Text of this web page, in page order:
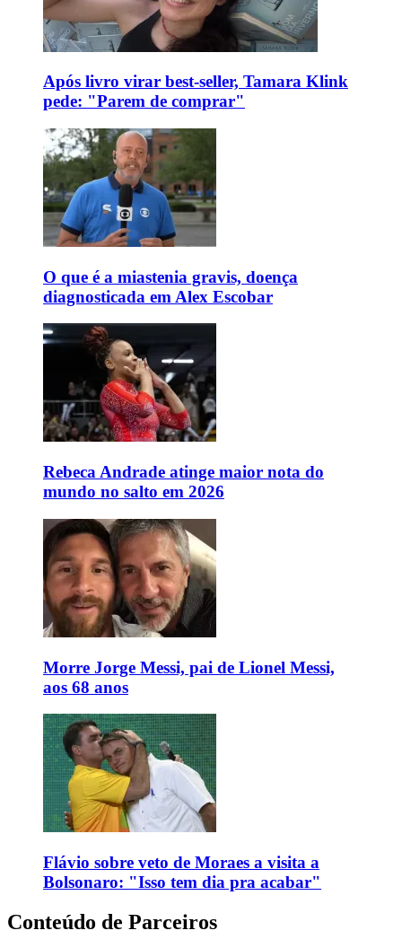
Após livro virar best-seller, Tamara Klink
pede: "Parem de comprar"
O que é a miastenia gravis, doença
diagnosticada em Alex Escobar
Rebeca Andrade atinge maior nota do
mundo no salto em 2026
Morre Jorge Messi, pai de Lionel Messi,
aos 68 anos
Flávio sobre veto de Moraes a visita a
Bolsonaro: "Isso tem dia pra acabar"
Conteúdo de Parceiros